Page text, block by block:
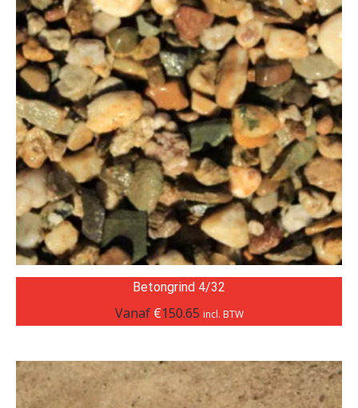
Betongrind 4/32
Vanaf €150.65 incl. BTW